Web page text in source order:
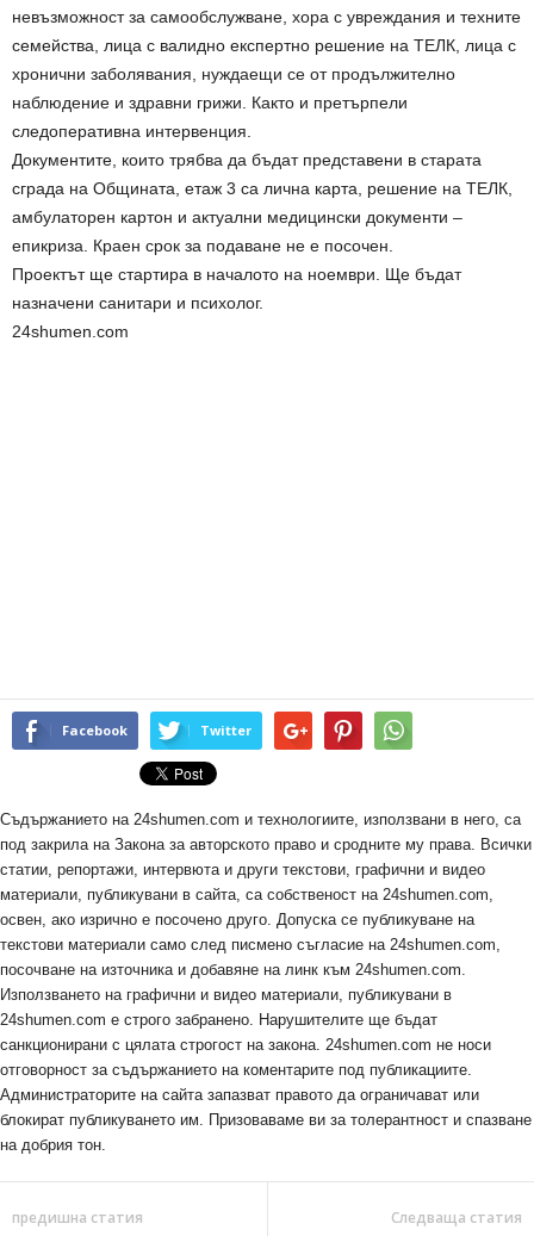
невъзможност за самообслужване, хора с увреждания и техните
семейства, лица с валидно експертно решение на ТЕЛК, лица с
хронични заболявания, нуждаещи се от продължително
наблюдение и здравни грижи. Както и претърпели
следоперативна интервенция.
Документите, които трябва да бъдат представени в старата
сграда на Общината, етаж 3 са лична карта, решение на ТЕЛК,
амбулаторен картон и актуални медицински документи –
епикриза. Краен срок за подаване не е посочен.
Проектът ще стартира в началото на ноември. Ще бъдат
назначени санитари и психолог.
24shumen.com
Facebook Twitter
Съдържанието на 24shumen.com и технологиите, използвани в него, са
под закрила на Закона за авторското право и сродните му права. Всички
статии, репортажи, интервюта и други текстови, графични и видео
материали, публикувани в сайта, са собственост на 24shumen.com,
освен, ако изрично е посочено друго. Допуска се публикуване на
текстови материали само след писмено съгласие на 24shumen.com,
посочване на източника и добавяне на линк към 24shumen.com.
Използването на графични и видео материали, публикувани в
24shumen.com е строго забранено. Нарушителите ще бъдат
санкционирани с цялата строгост на закона. 24shumen.com не носи
отговорност за съдържанието на коментарите под публикациите.
Администраторите на сайта запазват правото да ограничават или
блокират публикуването им. Призоваваме ви за толерантност и спазване
на добрия тон.
предишна статия Следваща статия